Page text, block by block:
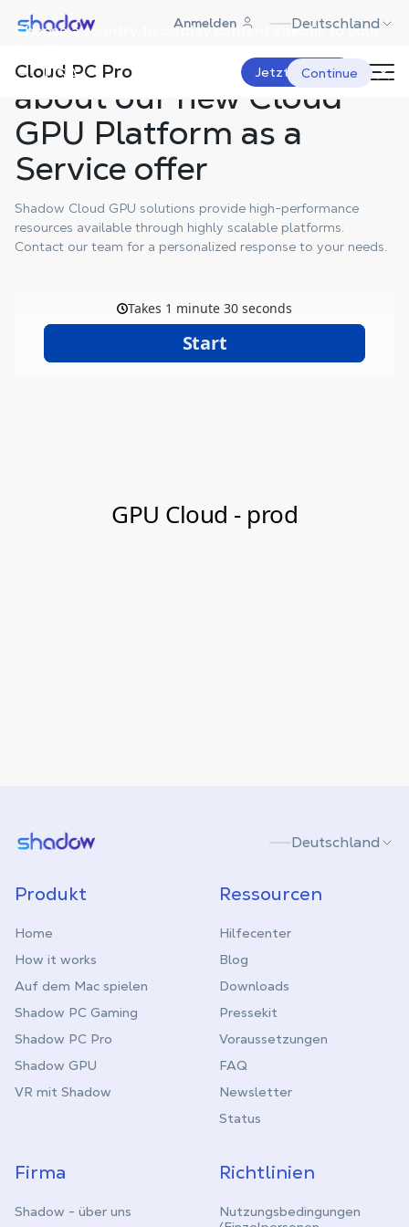
Choose a country to display content specific to your
USA Continue
Shadow.tech Anmelden Deutschland
Cloud PC Pro Jetzt starten
Reach out to learn more
about our new Cloud
GPU Platform as a
Service offer
Shadow Cloud GPU solutions provide high-performance
resources available through highly scalable platforms.
Contact our team for a personalized response to your needs.
Shadow.tech Deutschland
Produkt
Home
How it works
Auf dem Mac spielen
Shadow PC Gaming
Shadow PC Pro
Shadow GPU
VR mit Shadow
Ressourcen
Hilfecenter
Blog
Downloads
Pressekit
Voraussetzungen
FAQ
Newsletter
Status
Firma
Shadow - über uns
Richtlinien
Nutzungsbedingungen